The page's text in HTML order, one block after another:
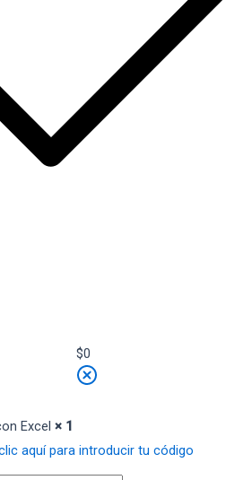
Excel × 1
$0
aquí para introducir tu código